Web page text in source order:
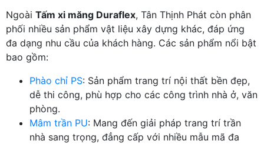
Ngoài Tấm xi măng Duraflex, Tân Thịnh Phát còn phân
phối nhiều sản phẩm vật liệu xây dựng khác, đáp ứng
đa dạng nhu cầu của khách hàng. Các sản phẩm nổi bật
bao gồm:
Phào chỉ PS: Sản phẩm trang trí nội thất bền đẹp,
dễ thi công, phù hợp cho các công trình nhà ở, văn
phòng.
Mâm trần PU: Mang đến giải pháp trang trí trần
nhà sang trọng, đẳng cấp với nhiều mẫu mã đa